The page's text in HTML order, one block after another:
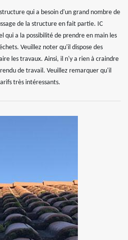
qui a besoin d'un grand nombre de
de la structure en fait partie. IC
qui a la possibilité de prendre en main les
Veuillez noter qu'il dispose des
les travaux. Ainsi, il n'y a rien à craindre
de travail. Veuillez remarquer qu'il
très intéressants.